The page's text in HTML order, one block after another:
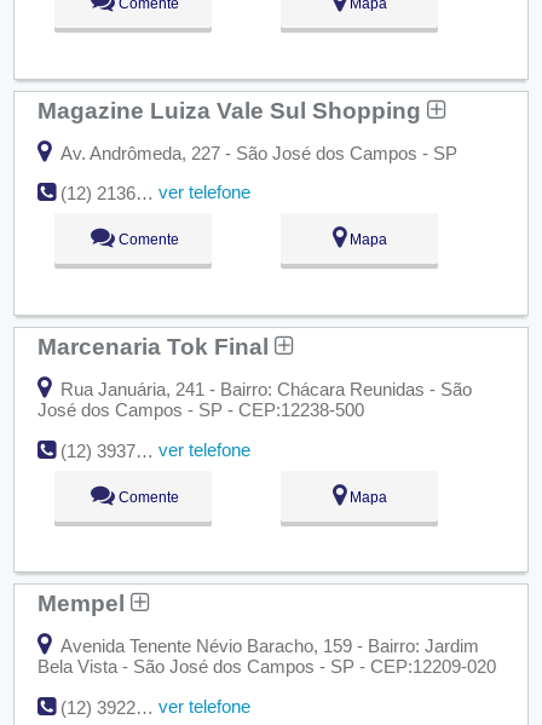
Comente Mapa
Magazine Luiza Vale Sul Shopping
Av. Andrômeda, 227 - São José dos Campos - SP
(12) 2136-7050
ver telefone
Comente Mapa
Marcenaria Tok Final
Rua Januária, 241 - Bairro: Chácara Reunidas - São
José dos Campos - SP - CEP:12238-500
(12) 3937-9617
ver telefone
Comente Mapa
Mempel
Avenida Tenente Névio Baracho, 159 - Bairro: Jardim
Bela Vista - São José dos Campos - SP - CEP:12209-020
(12) 3922-6067
ver telefone